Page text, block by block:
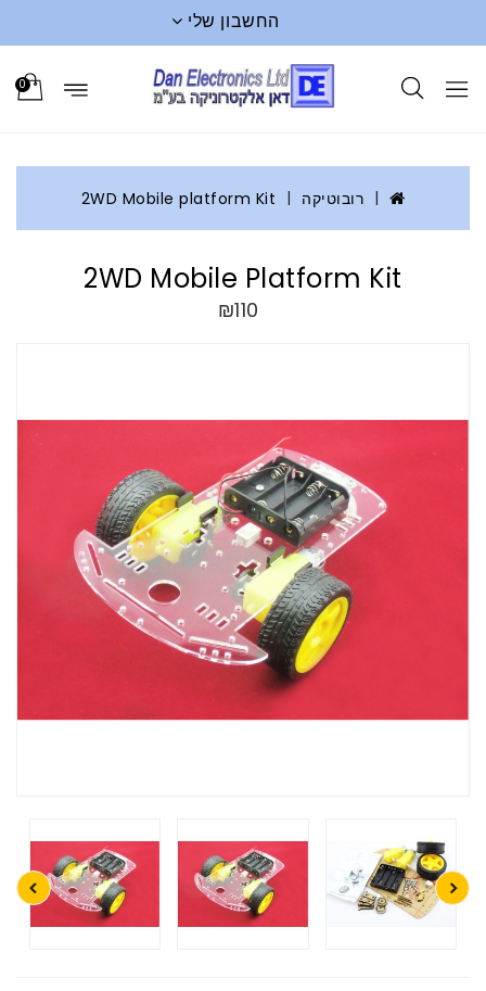
החשבון שלי
0
רובוטיקה 2WD Mobile platform Kit
2WD Mobile Platform Kit
₪110